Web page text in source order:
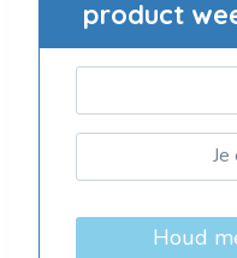
product
Houd